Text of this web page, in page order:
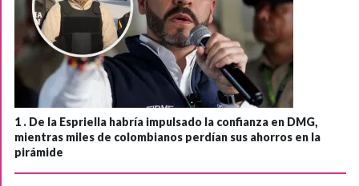
1 . De la Espriella habría impulsado la confianza en DMG,
mientras miles de colombianos perdían sus ahorros en la
pirámide